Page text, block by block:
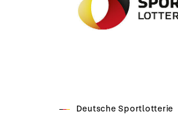
Deutsche Sportlotterie